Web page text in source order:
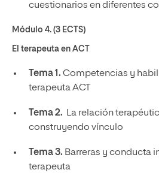
cuestionarios en diferentes
Módulo 4. (3 ECTS)
El terapeuta en ACT
Tema 1. Competencias y
terapeuta ACT
Tema 2. La relación
construyendo vínculo
Tema 3. Barreras y conducta
terapeuta